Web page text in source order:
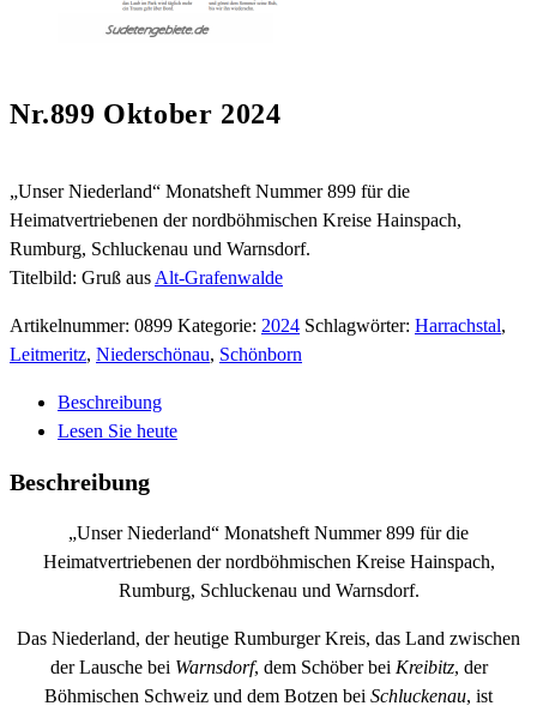
Nr.899 Oktober 2024
„Unser Niederland“ Monatsheft Nummer 899 für die
Heimatvertriebenen der nordböhmischen Kreise Hainspach,
Rumburg, Schluckenau und Warnsdorf.
Titelbild: Gruß aus Alt-Grafenwalde
Artikelnummer: 0899 Kategorie: 2024 Schlagwörter: Harrachstal,
Leitmeritz, Niederschönau, Schönborn
Beschreibung
Lesen Sie heute
Beschreibung
„Unser Niederland“ Monatsheft Nummer 899 für die
Heimatvertriebenen der nordböhmischen Kreise Hainspach,
Rumburg, Schluckenau und Warnsdorf.
Das Niederland, der heutige Rumburger Kreis, das Land zwischen
der Lausche bei Warnsdorf, dem Schöber bei Kreibitz, der
Böhmischen Schweiz und dem Botzen bei Schluckenau, ist